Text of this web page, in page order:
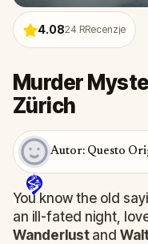
4.0824 RRecenzje
Murder
Zürich
Autor: Questo
You know the old
an ill-fated night,
Wanderlust and